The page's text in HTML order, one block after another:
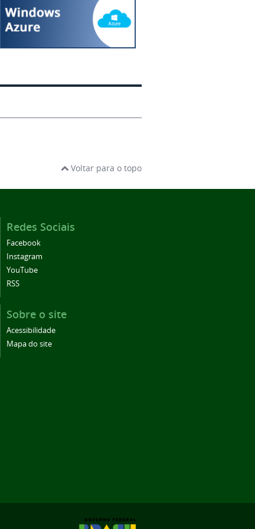
Voltar para o topo
Redes Sociais
Facebook
Instagram
YouTube
RSS
Sobre o site
Acessibilidade
Mapa do site